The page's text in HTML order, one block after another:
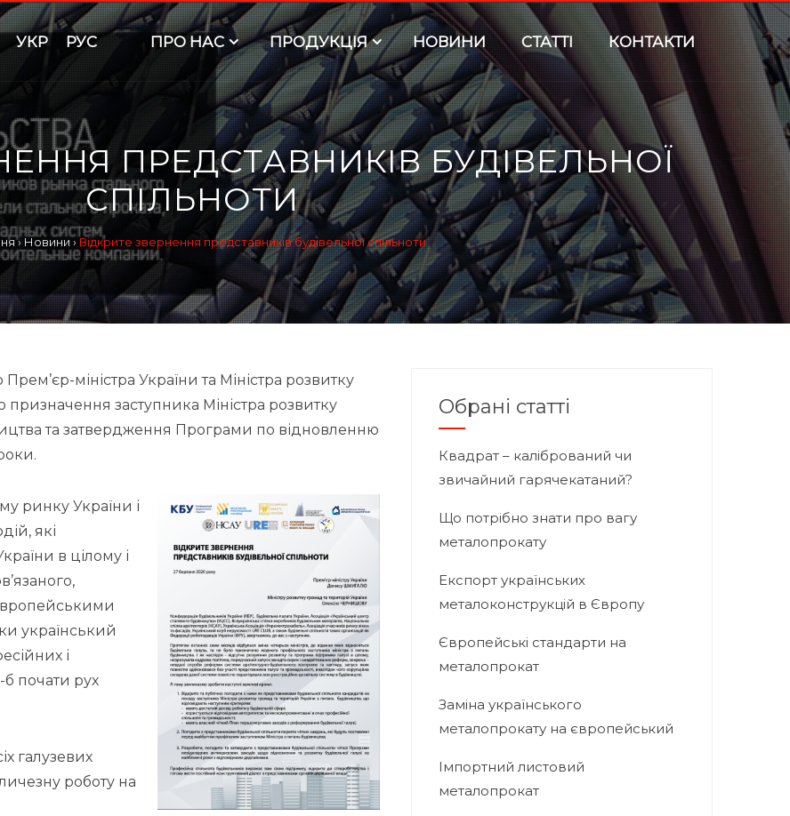
УКР РУС ПРО НАС ПРОДУКЦІЯ НОВИНИ СТАТТІ КОНТАКТИ
ПРЕДСТАВНИКІВ БУДІВЕЛЬНОЇ
СПІЛЬНОТИ
› Новини › Відкрите звернення представників будівельної спільноти
міністра України та Міністра розвитку
заступника Міністра розвитку
та затвердження Програми по відновленню
ринку України і
які
в цілому і
український
і
почати рух
галузевих
роботу на
Обрані статті
Квадрат – калібрований чи
звичайний гарячекатаний?
Що потрібно знати про вагу
металопрокату
Експорт українських
металоконструкцій в Європу
Європейські стандарти на
металопрокат
Заміна українського
металопрокату на європейський
Імпортний листовий
металопрокат